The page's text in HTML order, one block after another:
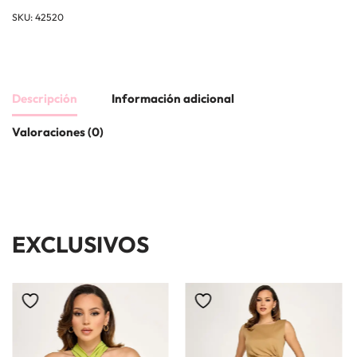
SKU: 42520
Descripción Información adicional
Valoraciones (0)
EXCLUSIVOS